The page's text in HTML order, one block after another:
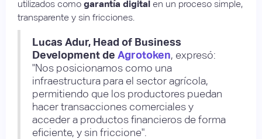
utilizados como garantía digital en un proceso simple,
transparente y sin fricciones.
Lucas Adur, Head of Business
Development de Agrotoken, expresó:
"Nos posicionamos como una
infraestructura para el sector agrícola,
permitiendo que los productores puedan
hacer transacciones comerciales y
acceder a productos financieros de forma
eficiente, y sin friccione".